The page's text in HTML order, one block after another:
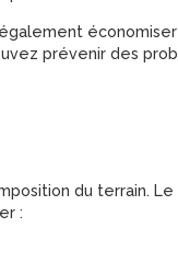
prévenir des
du terrain.
: